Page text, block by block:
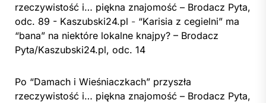
rzeczywistość i… piękna znajomość – Brodacz Pyta,
odc. 89 - Kaszubski24.pl - “Karisia z cegielni” ma
“bana” na niektóre lokalne knajpy? – Brodacz
Pyta/Kaszubski24.pl, odc. 14
Po “Damach i Wieśniaczkach” przyszła
rzeczywistość i… piękna znajomość – Brodacz Pyta,